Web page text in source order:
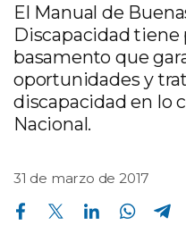
El Manual de
Discapacidad tiene
basamento que
oportunidades y
discapacidad en lo
Nacional.
31 de marzo de 2017
Compartir en Facebook Compartir en Twitter Compartir en Linkedin Compartir en Whatsapp